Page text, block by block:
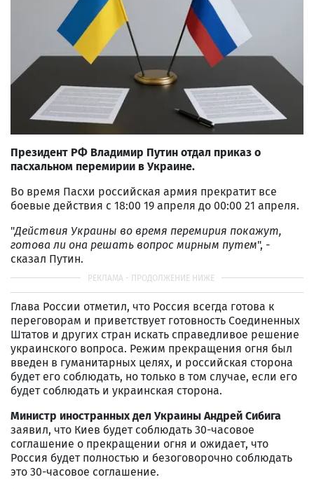
Президент РФ Владимир Путин отдал приказ о
пасхальном перемирии в Украине.
Во время Пасхи российская армия прекратит все
боевые действия с 18:00 19 апреля до 00:00 21 апреля.
"Действия Украины во время перемирия покажут,
готова ли она решать вопрос мирным путем", -
сказал Путин.
Глава России отметил, что Россия всегда готова к
переговорам и приветствует готовность Соединенных
Штатов и других стран искать справедливое решение
украинского вопроса. Режим прекращения огня был
введен в гуманитарных целях, и российская сторона
будет его соблюдать, но только в том случае, если его
будет соблюдать и украинская сторона.
Министр иностранных дел Украины Андрей Сибига
заявил, что Киев будет соблюдать 30-часовое
соглашение о прекращении огня и ожидает, что
Россия будет полностью и безоговорочно соблюдать
это 30-часовое соглашение.